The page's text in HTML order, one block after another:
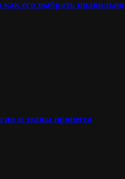
как его выбрать правильно
и этапы процесса